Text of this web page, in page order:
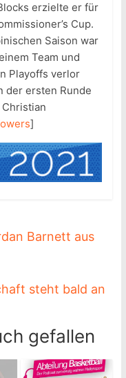
erzielte er für
Cup.
Saison war
Team und
Playoffs verlor
der ersten Runde
]
Barnett aus
steht bald an
gefallen